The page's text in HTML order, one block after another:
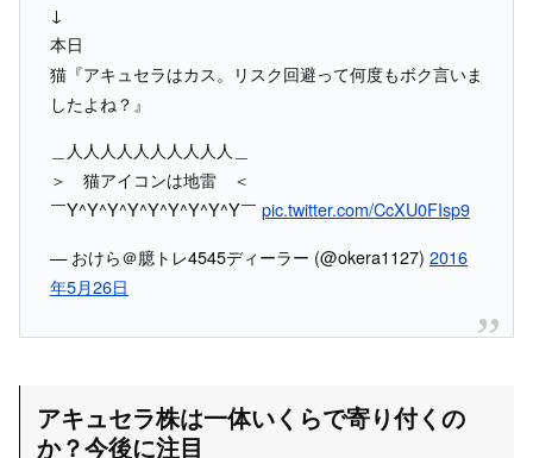
↓
本日
猫『アキュセラはカス。リスク回避って何度もボク言いま
したよね？』
＿人人人人人人人人人人＿
＞ 猫アイコンは地雷 ＜
￣Y^Y^Y^Y^Y^Y^Y^Y^Y￣ pic.twitter.com/CcXU0FIsp9
— おけら＠臆トレ4545ディーラー (@okera1127) 2016
年5月26日
アキュセラ株は一体いくらで寄り付くの
か？今後に注目